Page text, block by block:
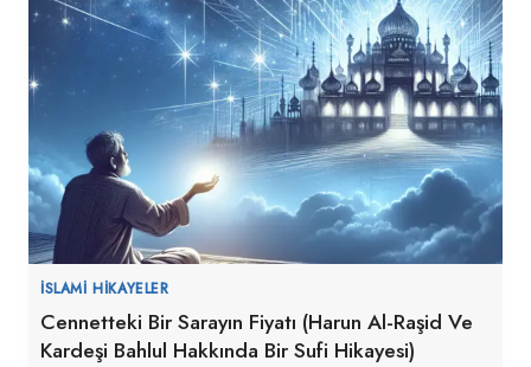
İSLAMI HIKAYELER
Cennetteki Bir Sarayın Fiyatı (Harun Al-Raşid Ve
Kardeşi Bahlul Hakkında Bir Sufi Hikayesi)